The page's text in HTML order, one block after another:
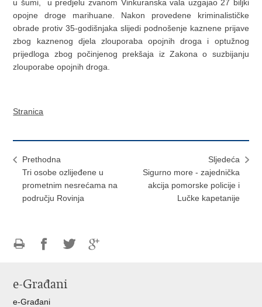
u šumi, u predjelu zvanom Vinkuranska vala uzgajao 27 biljki
opojne droge marihuane. Nakon provedene kriminalističke
obrade protiv 35-godišnjaka slijedi podnošenje kaznene prijave
zbog kaznenog djela zlouporaba opojnih droga i optužnog
prijedloga zbog počinjenog prekšaja iz Zakona o suzbijanju
zlouporabe opojnih droga.
Stranica
Prethodna
Tri osobe ozlijeđene u
prometnim nesrećama na
području Rovinja
Sljedeća
Sigurno more - zajednička
akcija pomorske policije i
Lučke kapetanije
FacebookuTwitteru
e-Građani
e-Građani